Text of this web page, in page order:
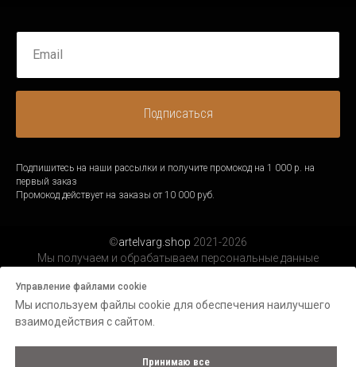
Подписаться
Подпишитесь на наши рассылки и получите промокод на 1 000 р. на
первый заказ
Промокод действует на заказы от 10 000 руб.
©artelvarg.shop 2021-2026
Мы получаем и обрабатываем персональные данные
Управление файлами cookie
Мы используем файлы cookie для обеспечения наилучшего
взаимодействия с сайтом.
Принимаю все